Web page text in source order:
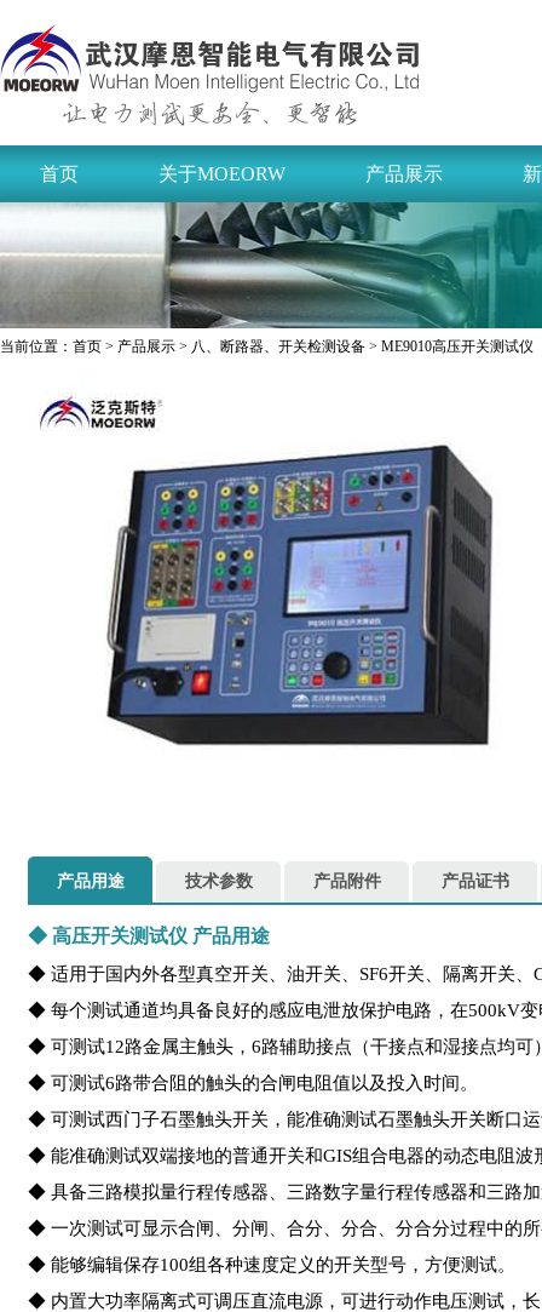
首页 关于MOEORW 产品展示
当前位置： 首页 > 产品展示 > 八、断路器、开关检测设备 > ME9010高压开关测试仪
产品用途 技术参数 产品附件 产品证书
◆ 高压开关测试仪 产品用途
◆ 适用于国内外各型真空开关、油开关、SF6开关、隔离开关、
◆ 每个测试通道均具备良好的感应电泄放保护电路，在500kV
◆ 可测试12路金属主触头，6路辅助接点（干接点和湿接点均可
◆ 可测试6路带合阻的触头的合闸电阻值以及投入时间。
◆ 可测试西门子石墨触头开关，能准确测试石墨触头开关断口
◆ 能准确测试双端接地的普通开关和GIS组合电器的动态电阻波
◆ 具备三路模拟量行程传感器、三路数字量行程传感器和三路
◆ 一次测试可显示合闸、分闸、合分、分合、分合分过程中的
◆ 能够编辑保存100组各种速度定义的开关型号，方便测试。
◆ 内置大功率隔离式可调压直流电源，可进行动作电压测试，